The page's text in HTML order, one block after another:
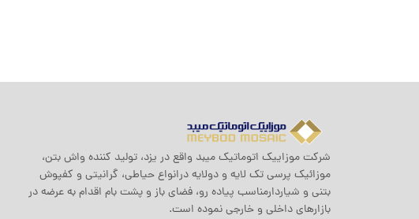
شرکت موزاييک اتوماتيک ميبد واقع در یزد، تولید کننده واش بتن،
موزائیک پرسی تک لایه و دولایه درانواع حیاطی، گرانیتی و کفپوش
بتنی و شیاردارمناسب پیاده رو، فضای باز و پشت بام اقدام به عرضه در
بازارهای داخلی و خارجی نموده است.